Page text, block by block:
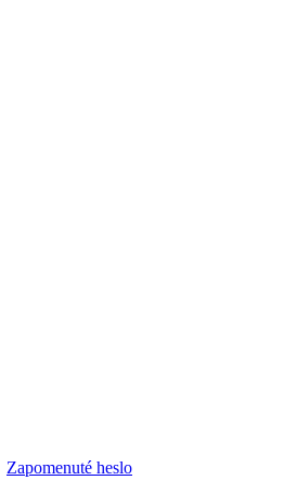
Zapomenuté heslo